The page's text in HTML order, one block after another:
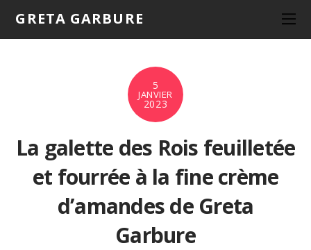
GRETA GARBURE
5
JANVIER
2023
La galette des Rois feuilletée
et fourrée à la fine crème
d’amandes de Greta
Garbure